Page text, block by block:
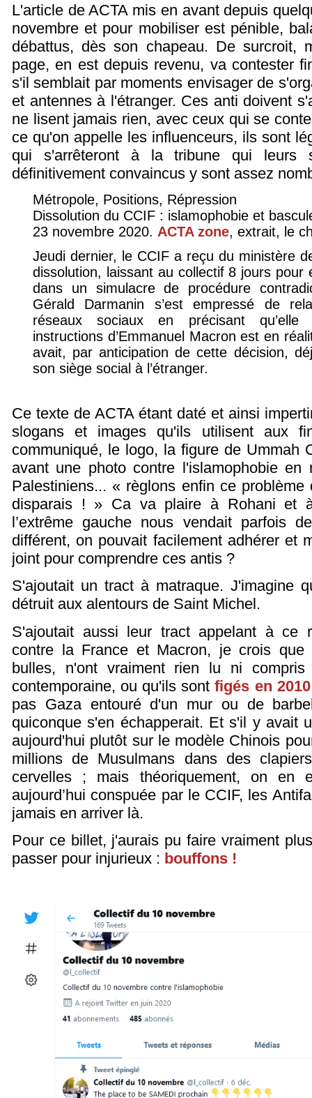
L'article de ACTA mis en avant depuis
novembre et pour mobiliser est pénible,
débattus, dès son chapeau. De surcroit,
page, en est depuis revenu, va contester
s'il semblait par moments envisager de
et antennes à l'étranger. Ces anti doivent
ne lisent jamais rien, avec ceux qui se
ce qu'on appelle les influenceurs, ils sont
qui s'arrêteront à la tribune qui
définitivement convaincus y sont assez
Métropole, Positions, Répression
Dissolution du CCIF : islamophobie et
23 novembre 2020. ACTA zone, extrait, le
Jeudi dernier, le CCIF a reçu du ministère
dissolution, laissant au collectif 8 jours
dans un simulacre de procédure
Gérald Darmanin s’est empressé de
réseaux sociaux en précisant qu’elle
instructions d’Emmanuel Macron est en
avait, par anticipation de cette décision,
son siège social à l’étranger.
Ce texte de ACTA étant daté et ainsi
slogans et images qu'ils utilisent aux
communiqué, le logo, la figure de Ummah
avant une photo contre l'islamophobie en
Palestiniens... « règlons enfin ce
disparais ! » Ca va plaire à Rohani et
l’extrême gauche nous vendait parfois
différent, on pouvait facilement adhérer et
joint pour comprendre ces antis ?
S'ajoutait un tract à matraque. J'imagine
détruit aux alentours de Saint Michel.
S'ajoutait aussi leur tract appelant à ce
contre la France et Macron, je crois
bulles, n'ont vraiment rien lu ni
contemporaine, ou qu'ils sontfigés en 2010
pas Gaza entouré d'un mur ou de
quiconque s'en échapperait. Et s'il y avait
aujourd'hui plutôt sur le modèle Chinois
millions de Musulmans dans des
cervelles ; mais théoriquement, on en
aujourd’hui conspuée par le CCIF, les
jamais en arriver là.
Pour ce billet, j'aurais pu faire vraiment
passer pour injurieux : bouffons !